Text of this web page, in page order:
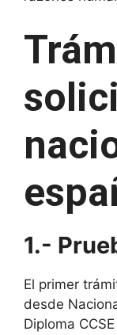
1.-
El primer
desde
Diploma